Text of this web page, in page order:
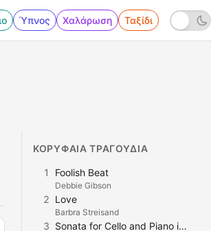
Ύπνος Χαλάρωση Ταξίδι
ΚΟΡΥΦΑΊΑ ΤΡΑΓΟΎΔΙΑ
1 Foolish Beat
Debbie Gibson
2 Love
Barbra Streisand
3 Sonata for Cello and Piano in A Minor "Arpeggione": III. Allegretto